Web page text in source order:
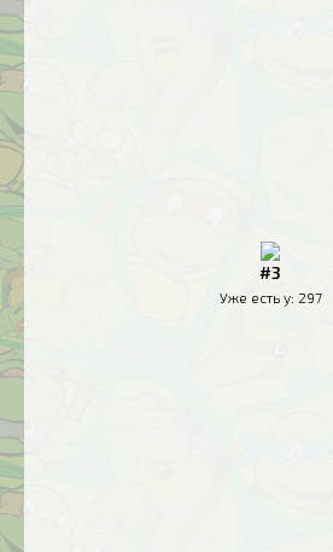
#3
Уже есть у: 297